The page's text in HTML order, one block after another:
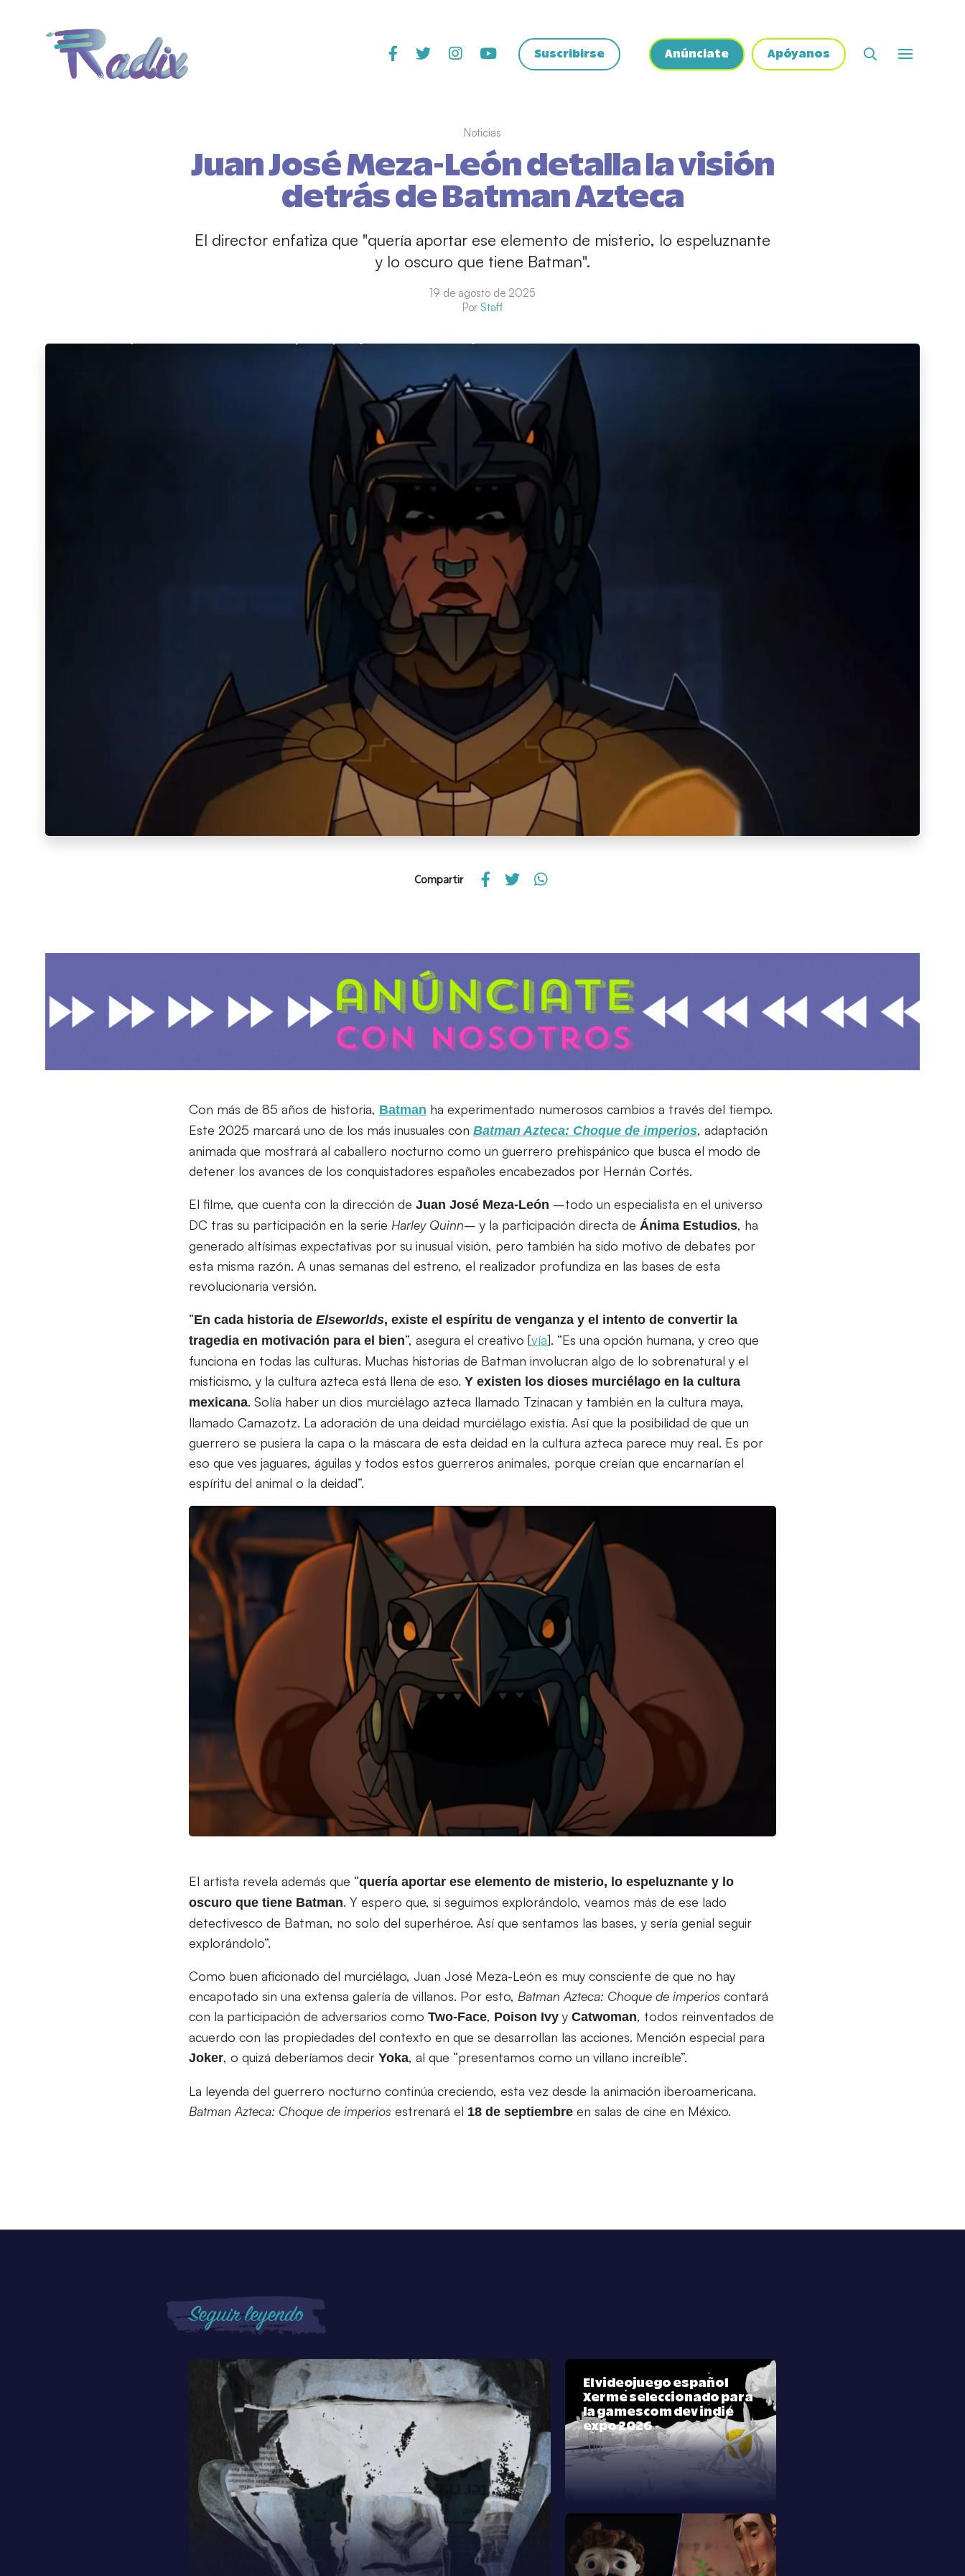
Suscribirse Anúnciate Apóyanos
Noticias
Juan José Meza-León detalla la visión
detrás de Batman Azteca
El director enfatiza que "quería aportar ese elemento de misterio, lo espeluznante
y lo oscuro que tiene Batman".
19 de agosto de 2025
Por Staff
Compartir
Con más de 85 años de historia, Batman ha experimentado numerosos cambios a través del tiempo.
Este 2025 marcará uno de los más inusuales con Batman Azteca: Choque de imperios, adaptación
animada que mostrará al caballero nocturno como un guerrero prehispánico que busca el modo de
detener los avances de los conquistadores españoles encabezados por Hernán Cortés.
El filme, que cuenta con la dirección de Juan José Meza-León –todo un especialista en el universo
DC tras su participación en la serie Harley Quinn– y la participación directa de Ánima Estudios, ha
generado altísimas expectativas por su inusual visión, pero también ha sido motivo de debates por
esta misma razón. A unas semanas del estreno, el realizador profundiza en las bases de esta
revolucionaria versión.
“En cada historia de Elseworlds, existe el espíritu de venganza y el intento de convertir la
tragedia en motivación para el bien”, asegura el creativo [vía]. “Es una opción humana, y creo que
funciona en todas las culturas. Muchas historias de Batman involucran algo de lo sobrenatural y el
misticismo, y la cultura azteca está llena de eso. Y existen los dioses murciélago en la cultura
mexicana. Solía haber un dios murciélago azteca llamado Tzinacan y también en la cultura maya,
llamado Camazotz. La adoración de una deidad murciélago existía. Así que la posibilidad de que un
guerrero se pusiera la capa o la máscara de esta deidad en la cultura azteca parece muy real. Es por
eso que ves jaguares, águilas y todos estos guerreros animales, porque creían que encarnarían el
espíritu del animal o la deidad”.
El artista revela además que “quería aportar ese elemento de misterio, lo espeluznante y lo
oscuro que tiene Batman. Y espero que, si seguimos explorándolo, veamos más de ese lado
detectivesco de Batman, no solo del superhéroe. Así que sentamos las bases, y sería genial seguir
explorándolo”.
Como buen aficionado del murciélago, Juan José Meza-León es muy consciente de que no hay
encapotado sin una extensa galería de villanos. Por esto, Batman Azteca: Choque de imperios contará
con la participación de adversarios como Two-Face, Poison Ivy y Catwoman, todos reinventados de
acuerdo con las propiedades del contexto en que se desarrollan las acciones. Mención especial para
Joker, o quizá deberíamos decir Yoka, al que “presentamos como un villano increíble”.
La leyenda del guerrero nocturno continúa creciendo, esta vez desde la animación iberoamericana.
Batman Azteca: Choque de imperios estrenará el 18 de septiembre en salas de cine en México.
Seguir leyendo
El videojuego español
Xerme seleccionado para
la gamescom dev indie
expo 2026